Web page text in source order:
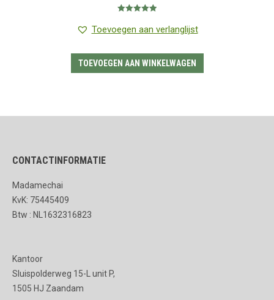
5.00 uit 5
Toevoegen aan verlanglijst
TOEVOEGEN AAN WINKELWAGEN
CONTACTINFORMATIE
Madamechai
KvK: 75445409
Btw : NL1632316823
Kantoor
Sluispolderweg 15-L unit P,
1505 HJ Zaandam